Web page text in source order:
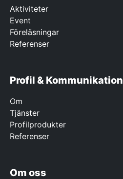
Aktiviteter
Event
Föreläsningar
Referenser
Profil & Kommunikation
Om
Tjänster
Profilprodukter
Referenser
Om oss